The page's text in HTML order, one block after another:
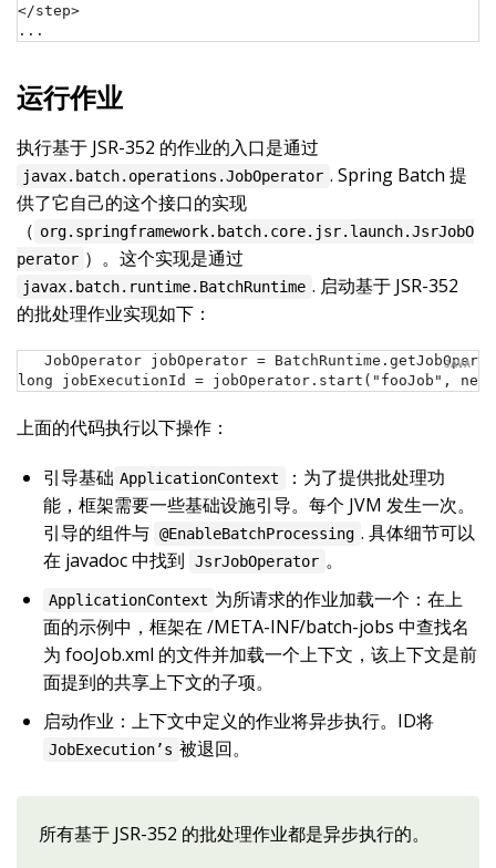
</step>
...
运行作业
执行基于 JSR-352 的作业的入口是通过
javax.batch.operations.JobOperator . Spring Batch 提
供了它自己的这个接口的实现
（ org.springframework.batch.core.jsr.launch.JsrJobO
perator ）。这个实现是通过
javax.batch.runtime.BatchRuntime . 启动基于 JSR-352
的批处理作业实现如下：
JobOperator jobOperator =
long jobExecutionId = jobOperator.start("fooJob",
上面的代码执行以下操作：
引导基础 ApplicationContext
：为了提供批处理功
能，框架需要一些基础设施引导。每个 JVM 发生一次。
引导的组件与 @EnableBatchProcessing . 具体细节可以
在 javadoc 中找到
JsrJobOperator 。
ApplicationContext 为所请求的作业加载一个：在上
面的示例中，框架在 /META-INF/batch-jobs 中查找名
为 fooJob.xml 的文件并加载一个上下文，该上下文是前
面提到的共享上下文的子项。
启动作业：上下文中定义的作业将异步执行。ID将
JobExecution’s 被退回。
所有基于 JSR-352 的批处理作业都是异步执行的。